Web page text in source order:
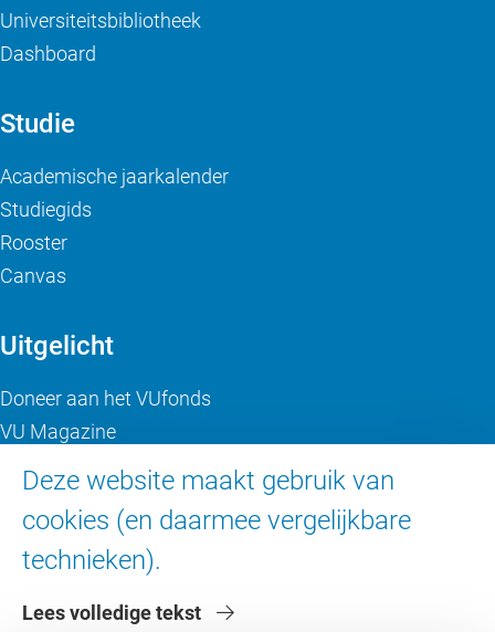
Deze website maakt gebruik van
cookies (en daarmee vergelijkbare
technieken).
Lees volledige tekst
Universiteitsbibliotheek
Dashboard
Studie
Academische jaarkalender
Studiegids
Rooster
Canvas
Uitgelicht
Doneer aan het VUfonds
VU Magazine
Over de VU
Contact en route